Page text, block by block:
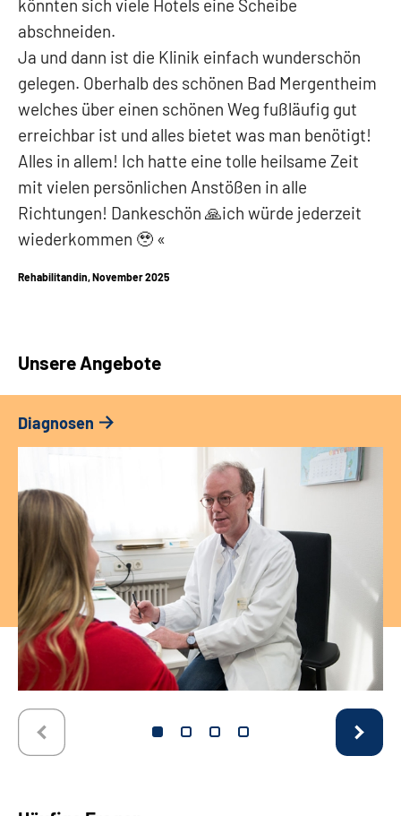
könnten sich viele Hotels eine Scheibe
abschneiden.
Ja und dann ist die Klinik einfach wunderschön
gelegen. Oberhalb des schönen Bad Mergentheim
welches über einen schönen Weg fußläufig gut
erreichbar ist und alles bietet was man benötigt!
Alles in allem! Ich hatte eine tolle heilsame Zeit
mit vielen persönlichen Anstößen in alle
Richtungen! Dankeschön 🙏ich würde jederzeit
wiederkommen 🥹
Rehabilitandin, November 2025
Unsere Angebote
Diagnosen